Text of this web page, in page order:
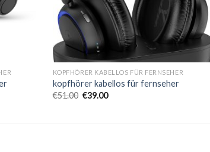
KOPFHÖRER KABELLOS FÜR FERNSEHER
kopfhörer kabellos für fernseher
€51.00 €39.00